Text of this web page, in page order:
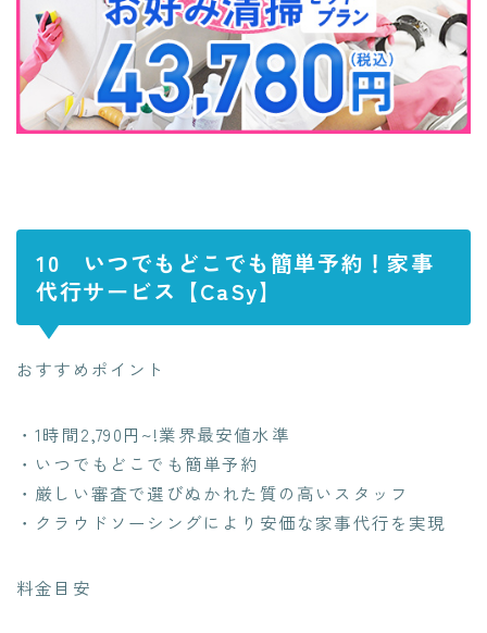
10 いつでもどこでも簡単予約！家事
代行サービス【CaSy】
おすすめポイント
・1時間2,790円~!業界最安値水準
・いつでもどこでも簡単予約
・厳しい審査で選びぬかれた質の高いスタッフ
・クラウドソーシングにより安価な家事代行を実現
料金目安